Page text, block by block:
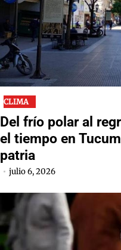
CLIMA
Del frío polar al
el tiempo en
patria
julio 6, 2026